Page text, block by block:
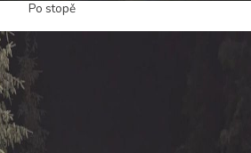
Po stopě